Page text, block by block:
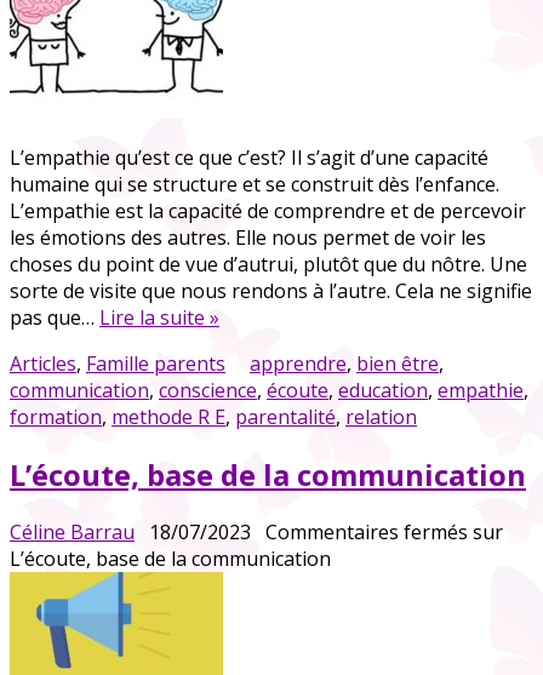
L’empathie qu’est ce que c’est? Il s’agit d’une capacité
humaine qui se structure et se construit dès l’enfance.
L’empathie est la capacité de comprendre et de percevoir
les émotions des autres. Elle nous permet de voir les
choses du point de vue d’autrui, plutôt que du nôtre. Une
sorte de visite que nous rendons à l’autre. Cela ne signifie
pas que… Lire la suite »
Articles, Famille parents apprendre, bien être,
communication, conscience, écoute, education, empathie,
formation, methode R E, parentalité, relation
L’écoute, base de la communication
Céline Barrau 18/07/2023 Commentaires fermés sur
L’écoute, base de la communication